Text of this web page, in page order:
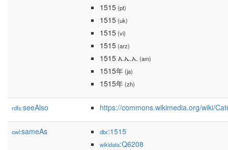
1515(pt)
1515(uk)
1515(vi)
1515(arz)
1515 እ.ኤ.አ. (am)
1515年(ja)
1515年(zh)
rdfs:seeAlso https://commons.wikimedia.org/wiki/
owl:sameAs dbr:1515
wikidata:Q6208